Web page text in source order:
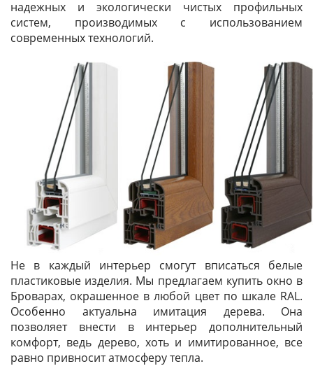
надежных и экологически чистых профильных
систем, производимых с использованием
современных технологий.
Не в каждый интерьер смогут вписаться белые
пластиковые изделия. Мы предлагаем купить окно в
Броварах, окрашенное в любой цвет по шкале RAL.
Особенно актуальна имитация дерева. Она
позволяет внести в интерьер дополнительный
комфорт, ведь дерево, хоть и имитированное, все
равно привносит атмосферу тепла.